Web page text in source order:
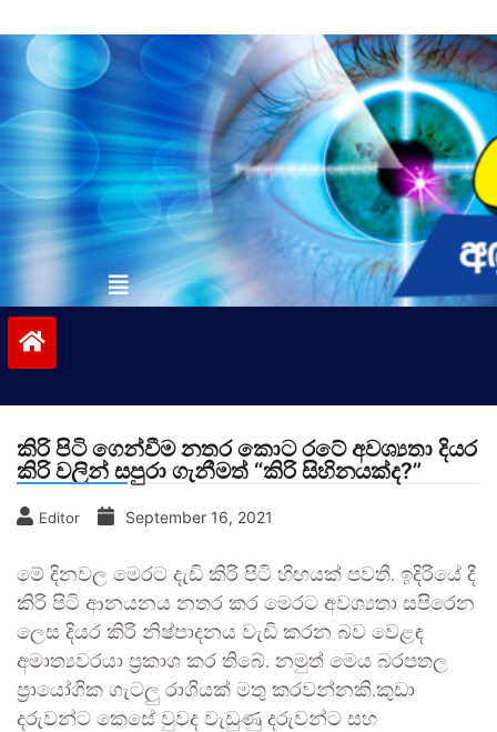
to
contentvinivida.lk
කිරි පිටි ගෙන්වීම නතර කොට රටේ අවශ්‍යතා දියර
කිරි වලින් සපුරා ගැනීමත් “කිරි සිහිනයක්ද?”
Editor September 16, 2021
මේ දිනවල මෙරට දැඩි කිරි පිටි හිඟයක් පවතී. ඉදිරියේ දී
කිරි පිටි ආනයනය නතර කර මෙරට අවශ්‍යතා සපිරෙන
ලෙස දියර කිරි නිෂ්පාදනය වැඩි කරන බව වෙළඳ
අමාත්‍යවරයා ප්‍රකාශ කර තිබේ. නමුත් මෙය බරපතල
ප්‍රායෝගික ගැටලු රාශියක් මතු කරවන්නකි.කුඩා
දරුවන්ට කෙසේ වුවද වැඩුණු දරුවන්ට සහ